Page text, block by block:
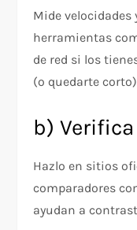
Mide velocidades
herramientas
de red si los
(o quedarte
b)
Hazlo en sitios
comparadores
ayudan a